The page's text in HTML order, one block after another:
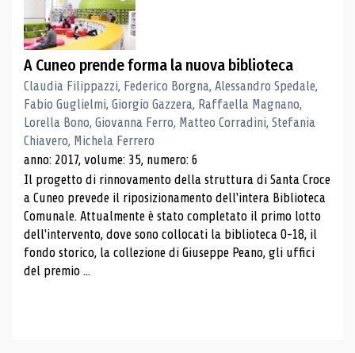
A Cuneo prende forma la nuova biblioteca
Claudia Filippazzi, Federico Borgna, Alessandro Spedale,
Fabio Guglielmi, Giorgio Gazzera, Raffaella Magnano,
Lorella Bono, Giovanna Ferro, Matteo Corradini, Stefania
Chiavero, Michela Ferrero
anno: 2017, volume: 35, numero: 6
Il progetto di rinnovamento della struttura di Santa Croce
a Cuneo prevede il riposizionamento dell'intera Biblioteca
Comunale. Attualmente è stato completato il primo lotto
dell'intervento, dove sono collocati la biblioteca 0-18, il
fondo storico, la collezione di Giuseppe Peano, gli uffici
del premio ...